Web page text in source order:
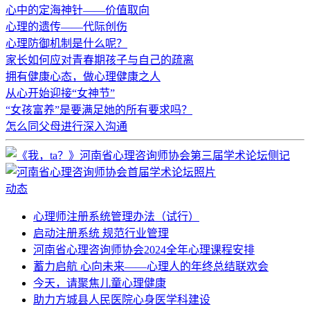
心中的定海神针——价值取向
心理的遗传——代际创伤
心理防御机制是什么呢？
家长如何应对青春期孩子与自己的疏离
拥有健康心态，做心理健康之人
从心开始迎接“女神节”
“女孩富养”是要满足她的所有要求吗？
怎么同父母进行深入沟通
动态
心理师注册系统管理办法（试行）
启动注册系统 规范行业管理
河南省心理咨询师协会2024全年心理课程安排
蓄力启航 心向未来——心理人的年终总结联欢会
今天，请聚焦儿童心理健康
助力方城县人民医院心身医学科建设